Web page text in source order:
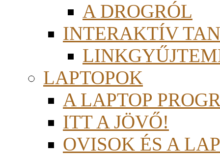
A DROGRÓL
INTERAKTÍV
LAPTOPOK
A LAPTOP
ITT A JÖVŐ!
OVISOK ÉS A